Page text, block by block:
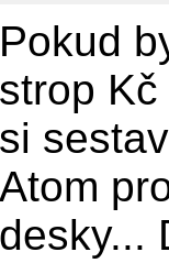
Pokud
strop
si
Atom
desky...